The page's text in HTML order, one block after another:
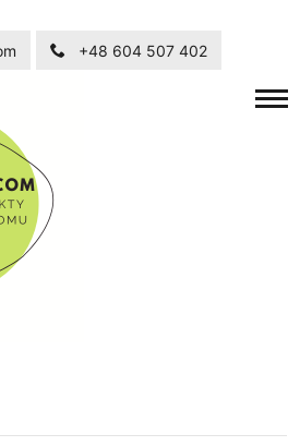
+48 604 507 402